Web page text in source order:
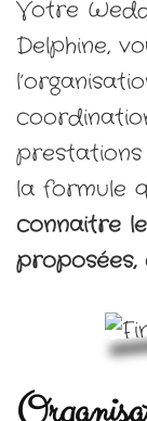
Votre
Delphine,
prestations
la formule
connaitre
proposées,